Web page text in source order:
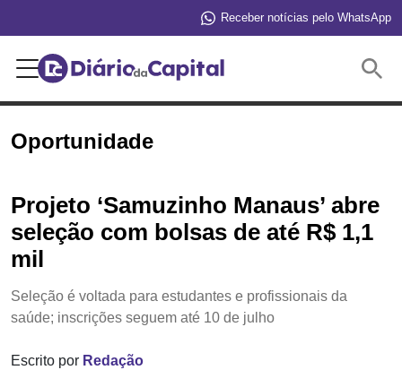
Receber notícias pelo WhatsApp
Oportunidade
Projeto ‘Samuzinho Manaus’ abre
seleção com bolsas de até R$ 1,1
mil
Seleção é voltada para estudantes e profissionais da
saúde; inscrições seguem até 10 de julho
Escrito por Redação